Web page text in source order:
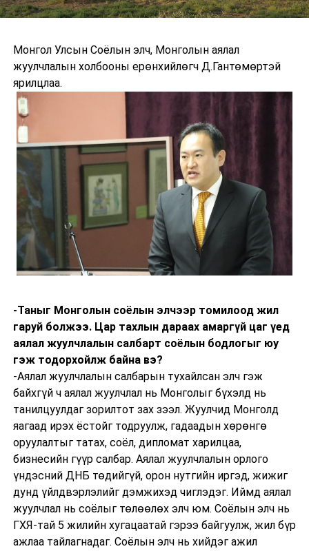
Монгол Улсын Соёлын элч, Монголын аялал
жуулчлалын холбооны ерөнхийлөгч Д.Гантөмөртэй
ярилцлаа.
-Таныг Монголын соёлын элчээр томилоод жил
гаруй болжээ. Цар тахлын дараах амаргүй цаг үед
аялал жуулчлалын салбарт соёлын бодлогыг юу
гэж тодорхойлж байна вэ?
-Аялал жуулчлалын салбарын тухайлсан элч гэж
байхгүй ч аялал жуулчлал нь Монголыг бүхэлд нь
танилцуулдаг зорилтот зах зээл. Жуулчид Монголд
яагаад ирэх ёстойг тодруулж, гадаадын хөрөнгө
оруулалтыг татах, соёл, дипломат харилцаа,
бизнесийн гүүр салбар. Аялал жуулчлалын орлого
үндэсний ДНБ төдийгүй, орон нутгийн иргэд, жижиг
дунд үйлдвэрлэлийг дэмжихэд чиглэдэг. Иймд аялал
жуулчлал нь соёлыг төлөөлөх элч юм. Соёлын элч нь
ГХЯ-тай 5 жилийн хугацаатай гэрээ байгуулж, жил бүр
ажлаа тайлагнадаг. Соёлын элч нь хийдэг ажил